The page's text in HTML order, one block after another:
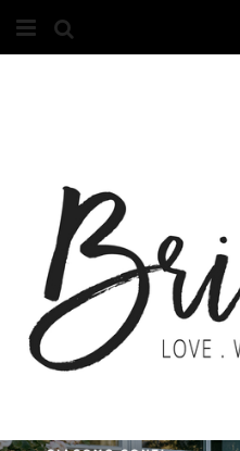
O NAS
KONTAKT
REKLAMA
ADVERTISING